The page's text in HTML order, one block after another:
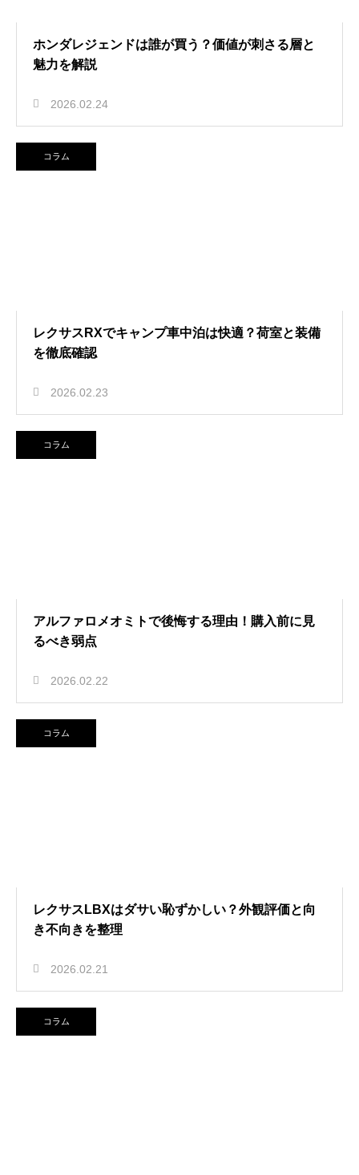
ホンダレジェンドは誰が買う？価値が刺さる層と
魅力を解説
2026.02.24
コラム
レクサスRXでキャンプ車中泊は快適？荷室と装備
を徹底確認
2026.02.23
コラム
アルファロメオミトで後悔する理由！購入前に見
るべき弱点
2026.02.22
コラム
レクサスLBXはダサい恥ずかしい？外観評価と向
き不向きを整理
2026.02.21
コラム